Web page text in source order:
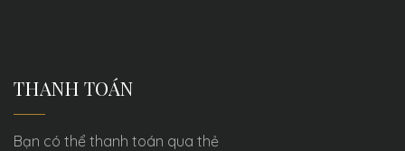
THANH TOÁN
Bạn có thể thanh toán qua thẻ